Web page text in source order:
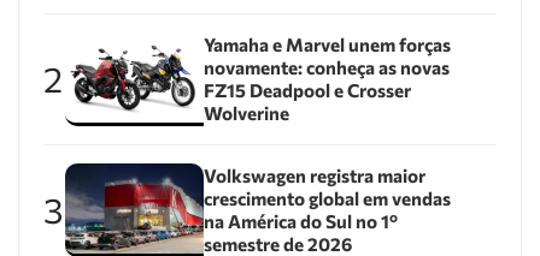
2
Yamaha e Marvel unem forças
novamente: conheça as novas
FZ15 Deadpool e Crosser
Wolverine
3
Volkswagen registra maior
crescimento global em vendas
na América do Sul no 1º
semestre de 2026